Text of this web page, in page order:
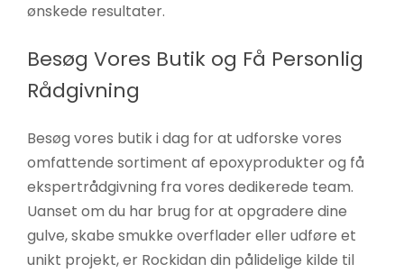
ønskede resultater.
Besøg Vores Butik og Få Personlig
Rådgivning
Besøg vores butik i dag for at udforske vores
omfattende sortiment af epoxyprodukter og få
ekspertrådgivning fra vores dedikerede team.
Uanset om du har brug for at opgradere dine
gulve, skabe smukke overflader eller udføre et
unikt projekt, er Rockidan din pålidelige kilde til